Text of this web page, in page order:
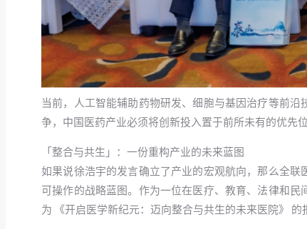
当前，人工智能辅助药物研发、细胞与基因治疗等前
争，中国医药产业必须将创新投入置于前所未有的优先位
「整合与共生」：一份重构产业的未来蓝图
如果说徐浩宇的发言确立了产业的宏观航向，那么全
可操作的战略蓝图。作为一位在医疗、教育、法律和
为 《开启医学新纪元：迈向整合与共生的未来医院》